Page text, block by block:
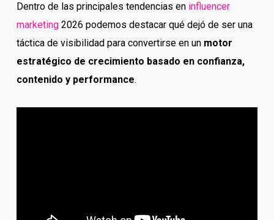
Dentro de las principales tendencias en influencer
marketing2026 podemos destacar qué dejó de ser una
táctica de visibilidad para convertirse en un motor
estratégico de crecimiento basado en confianza,
contenido y performance.